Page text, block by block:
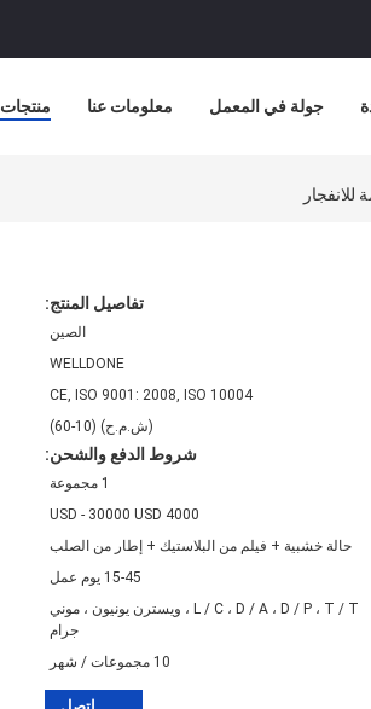
منتجات معلومات عنا جولة في المعمل
تفاصيل المنتج:
الصين
WELLDONE
CE, ISO 9001: 2008, ISO 10004
(ش.م.ح) (10-60)
شروط الدفع والشحن:
1 مجموعة
4000 USD - 30000 USD
حالة خشبية + فيلم من البلاستيك + إطار من الصلب
15-45 يوم عمل
L / C ، D / A ، D / P ، T / T ، ويسترن يونيون ، موني
جرام
10 مجموعات / شهر